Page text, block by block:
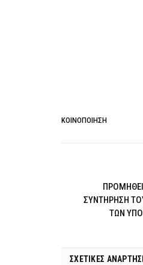
ΚΟΙΝΟΠΟΊΗΣΗ
ΣΥΝΤΗΡΗΣΗ
ΤΩΝ
ΣΧΕΤΙΚΈΣ